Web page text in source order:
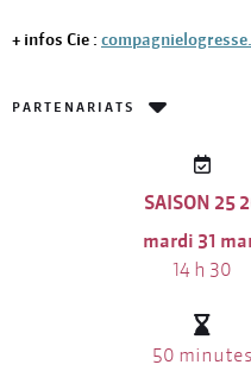
+ infos Cie :
PARTENARIATS
SAISON 25
mardi 31
14 h 30
50 minutes